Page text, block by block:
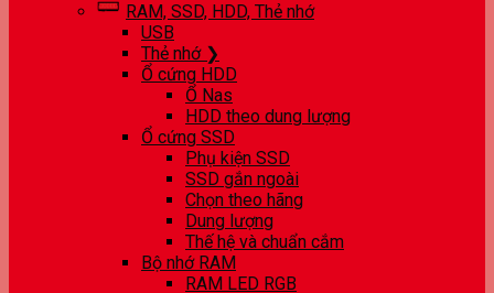
RAM, SSD, HDD, Thẻ nhớ
USB
Thẻ nhớ ❯
Ổ cứng HDD
Ổ Nas
HDD theo dung lượng
Ổ cứng SSD
Phụ kiện SSD
SSD gắn ngoài
Chọn theo hãng
Dung lượng
Thế hệ và chuẩn cắm
Bộ nhớ RAM
RAM LED RGB